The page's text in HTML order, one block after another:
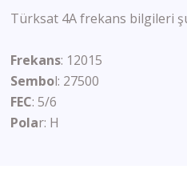
Türksat 4A frekans bilgileri
Frekans: 12015
Sembol: 27500
FEC: 5/6
Polar: H